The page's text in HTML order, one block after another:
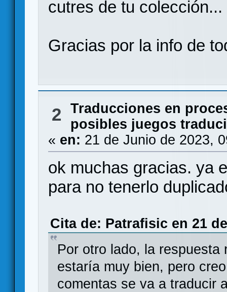
cutres de tu
Gracias por la info de
2
Traducciones en
posibles juegos
« en: 21 de Junio de 2023,
ok muchas gracias. ya
para no tenerlo
Cita de: Patrafisic en 21
Por otro lado, la
estaría muy bien, pero
comentas se va a traducir